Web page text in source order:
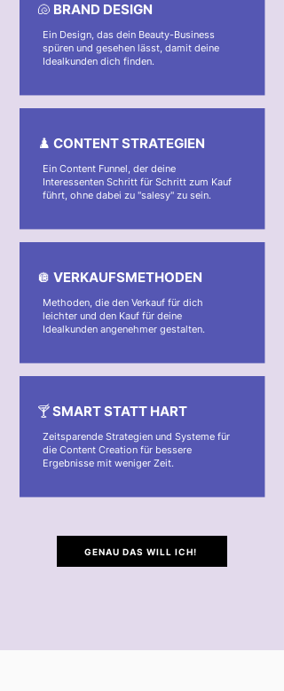
🐚 BRAND DESIGN
Ein Design, das dein Beauty-Business
spüren und gesehen lässt, damit deine
Idealkunden dich finden.
♟️ CONTENT STRATEGIEN
Ein Content Funnel, der deine
Interessenten Schritt für Schritt zum Kauf
führt, ohne dabei zu "salesy" zu sein.
🪩 VERKAUFSMETHODEN
Methoden, die den Verkauf für dich
leichter und den Kauf für deine
Idealkunden angenehmer gestalten.
🍸 SMART STATT HART
Zeitsparende Strategien und Systeme für
die Content Creation für bessere
Ergebnisse mit weniger Zeit.
GENAU DAS WILL ICH!